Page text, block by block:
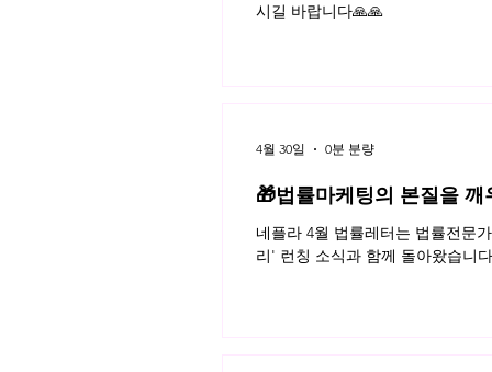
시길 바랍니다🙏🙏
🎁법률마케팅의 본질을
네플라 4월 법률레터는 법률전문
리' 런칭 소식과 함께 돌아왔습니
4월 30일 0분 분량